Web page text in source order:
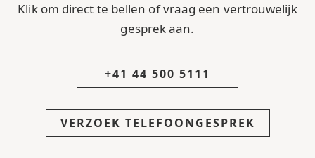
Klik om direct te bellen of vraag een vertrouwelijk
gesprek aan.
+41 44 500 5111
VERZOEK TELEFOONGESPREK